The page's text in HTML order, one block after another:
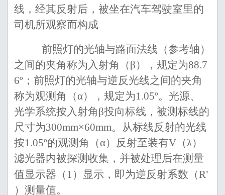
线，经其反射后，被坐在汽车驾驶室里的
司机所观察而构成
前照灯的光轴与路面法线 （参考轴）
之间的夹角称为入射角（β），规定为88.7
6º ；前照灯的光轴与逆反光线之间的夹角
称为观测角（α），规定为1.05º。 光源、
光学系统按入射角β投向标线，被测标线的
尺寸为300mm×60mm。从标线反射的光线
按1.05º的观测角（α）反射至装有V （λ）
滤光器内被探测收集， 并被处理后在测量
值显示器 （ 1） 显示，即为逆反射系数（R’
）测量值。